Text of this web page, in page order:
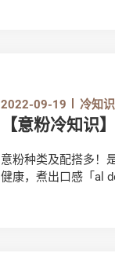
2022-09-19 冷知识
【意粉冷知识
意粉种类及配搭多！
健康，煮出口感「al